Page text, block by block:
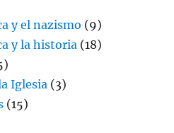
y el nazismo (9)
y la historia (18)
Iglesia (3)
(15)